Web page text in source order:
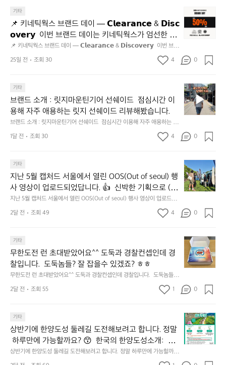
통
닭
오
징
어
나
3.
동
해
앞
다
모
회
기
가
막
고
4.
듬
곱
창
쏘
한
기타
📌 키네틱웍스 브랜드 데이 — 𝗖𝗹𝗲𝗮𝗿𝗮𝗻𝗰𝗲 & 𝗗𝗶𝘀𝗰
𝗼𝘃𝗲𝗿𝘆  이번 브랜드 데이는 키네틱웍스가 엄선한 5
개 브랜드를 한 자리에서 만나는 클리어런스 기획전입
니다. - 카페 드 사이클리스트 - 릿지 마운틴 기어 - 써
클 스포츠웨어 - 블랙쉽 - 시티 컨트리 시티  옷장 속
워줄 발견을 지금 시작해 보세요. 👉 최대 ~𝟱𝟬% 𝗦𝗔
𝗟𝗘  지금 바로 홈 화면에서 ‘키네틱웍스 브랜드데이’를
눌러보세요!
📌 키네틱웍스 브랜드 데이 — 𝗖𝗹𝗲𝗮𝗿𝗮𝗻𝗰𝗲 & 𝗗𝗶𝘀𝗰𝗼𝘃𝗲𝗿𝘆  이번 브랜
드 데이는 키네틱웍스가 엄선한 5개 브랜드를 한 자리에서 만나는 클리어런
스 기획전입니다. - 카페 드 사이클리스트 - 릿지 마운틴 기어 - 써클 스포츠
𝗟𝗘  지금 바로 홈 화면에서 ‘키네틱웍스 브랜드데이’를 눌러보세요!
네
스
드
데
이
—
𝗹
𝗮
𝗿
𝗮
𝗻
𝗲
&
𝗶
𝗰
𝗼
𝗲
이
번
브
25일 전 조회 30 4 0
기타
브랜드 소개 : 릿지마운틴기어 선쉐이드  점심시간 이
용해 자주 애용하는 릿지 선쉐이드 리뷰해봤습니다.
브랜드 소개 : 릿지마운틴기어 선쉐이드  점심시간 이용해 자주 애용하는 릿
브
랜
드
소
:
마
운
틴
기
선
드
점
심
시
이
자
주
애
1달 전 조회 30 4 0
기타
지난 5월 캡처드 서울에서 열린 OOS(Out of seoul) 행
사 영상이 업로드되었답니다. 👍  신박한 기획으로 (당
신의 제품은 테무를 이길수 있습니까?) 부스 담당자들
을 인터뷰해봤습니다.  솔직한 이야기 가득한 영상으로
지난 5월 캡처드 서울에서 열린 OOS(Out of seoul) 행사 영상이 업로드되
었답니다. 👍  신박한 기획으로 (당신의 제품은 테무를 이길수 있습니까?)
부스 담당자들을 인터뷰해봤습니다.  솔직한 이야기 가득한 영상으로 만나
지
난
5
월
처
울
에
서
열
O
(O
u
o
2달 전 조회 49 4 0
기타
무한도전 런 초대받았어요^^ 도둑과 경찰컨셉인데 경
찰입니다.  도둑놈들? 잘 잡을수 있겠죠? ㅎㅎ
무한도전 런 초대받았어요^^ 도둑과 경찰컨셉인데 경찰입니다.  도둑놈들?
무
한
도
전
초
았
어
요
^
2달 전 조회 55 1 0
기타
상반기에 한양도성 둘레길 도전해보려고 합니다. 정말
하루만에 가능할까요? 😙  한국의 한양도성소개:  한
양의 수도성곽(Capital Fortifications of Hanyang)은
상반기에 한양도성 둘레길 도전해보려고 합니다. 정말 하루만에 가능할까
요? 😙  한국의 한양도성소개:  한양의 수도성곽(Capital Fortifications of
상
반
기
에